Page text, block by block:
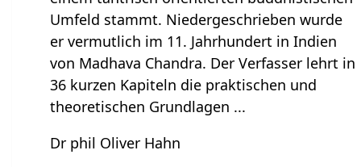
Umfeld stammt. Niedergeschrieben wurde
er vermutlich im 11. Jahrhundert in Indien
von Madhava Chandra. Der Verfasser lehrt in
36 kurzen Kapiteln die praktischen und
theoretischen Grundlagen ...
Dr phil Oliver Hahn